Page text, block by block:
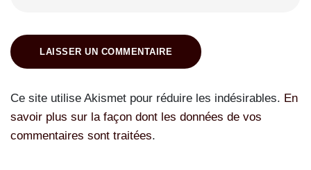
LAISSER UN COMMENTAIRE
Ce site utilise Akismet pour réduire les indésirables. En
savoir plus sur la façon dont les données de vos
commentaires sont traitées.